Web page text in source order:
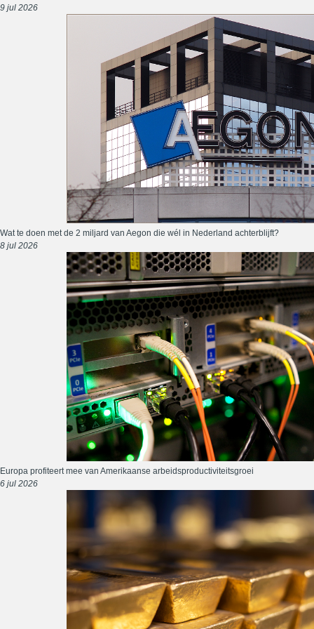
9 jul 2026
Wat te doen met de 2 miljard van Aegon die wél in Nederland achterblijft?
8 jul 2026
Europa profiteert mee van Amerikaanse arbeidsproductiviteitsgroei
6 jul 2026